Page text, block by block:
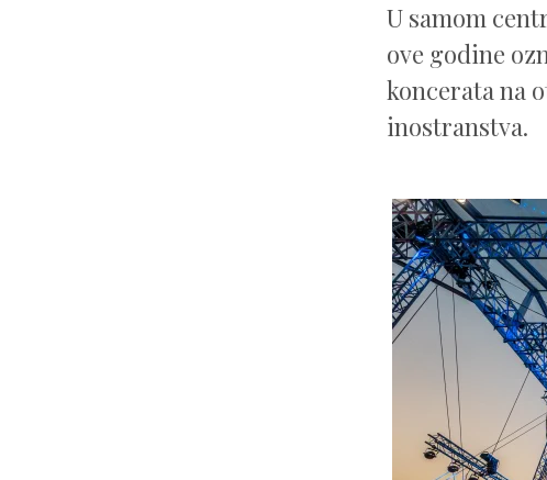
U samom
ove godine
koncerata na
inostranstva.